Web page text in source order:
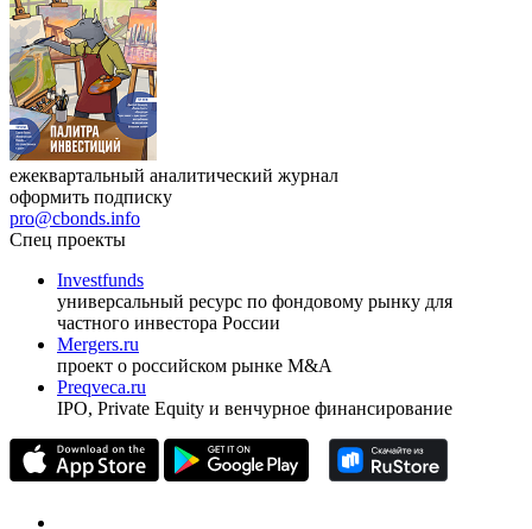
ежеквартальный аналитический журнал
оформить подписку
pro@cbonds.info
Спец проекты
Investfunds
универсальный ресурс по фондовому рынку для
частного инвестора России
Mergers.ru
проект о российском рынке M&A
Preqveca.ru
IPO, Private Equity и венчурное финансирование